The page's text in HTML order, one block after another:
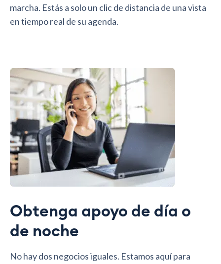
marcha. Estás a solo un clic de distancia de una vista
en tiempo real de su agenda.
Obtenga apoyo de día o
de noche
No hay dos negocios iguales. Estamos aquí para